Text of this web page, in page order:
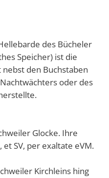
des Bücheler
Speicher) ist die
den Buchstaben
oder des
Glocke. Ihre
et SV, per exaltate eVM.
Kirchleins hing